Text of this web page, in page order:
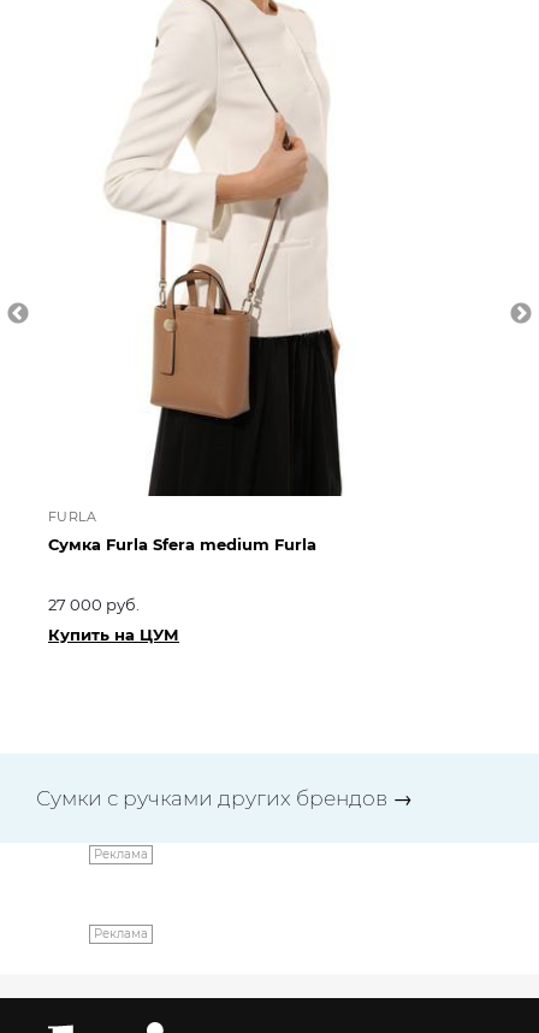
FURLA
Сумка Furla Sfera medium Furla
27 000 руб.
Купить на ЦУМ
Сумки с ручками других брендов →
Реклама
Реклама